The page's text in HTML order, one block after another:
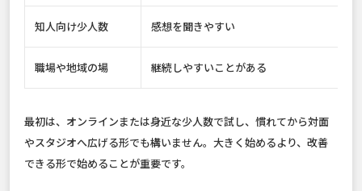
知人向け少人数 感想を聞きやすい
職場や地域の場 継続しやすいことがある
最初は、オンラインまたは身近な少人数で試し、慣れてから対面
やスタジオへ広げる形でも構いません。大きく始めるより、改善
できる形で始めることが重要です。